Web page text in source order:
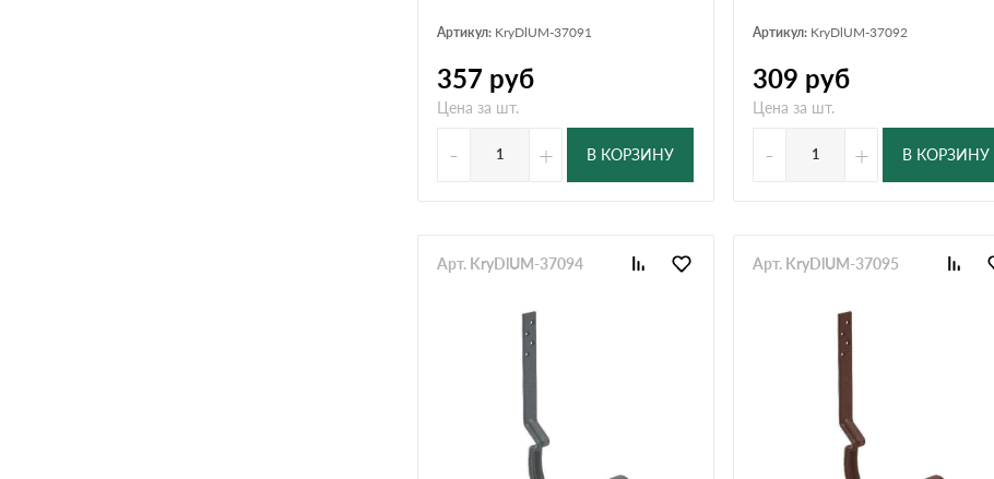
Артикул: KryDlUM-37091
357 руб
Цена за шт.
- + В КОРЗИНУ
Артикул: KryDlUM-37092
309 руб
Цена за шт.
- + В КОРЗИНУ
Арт. KryDlUM-37094 Арт. KryDlUM-37095